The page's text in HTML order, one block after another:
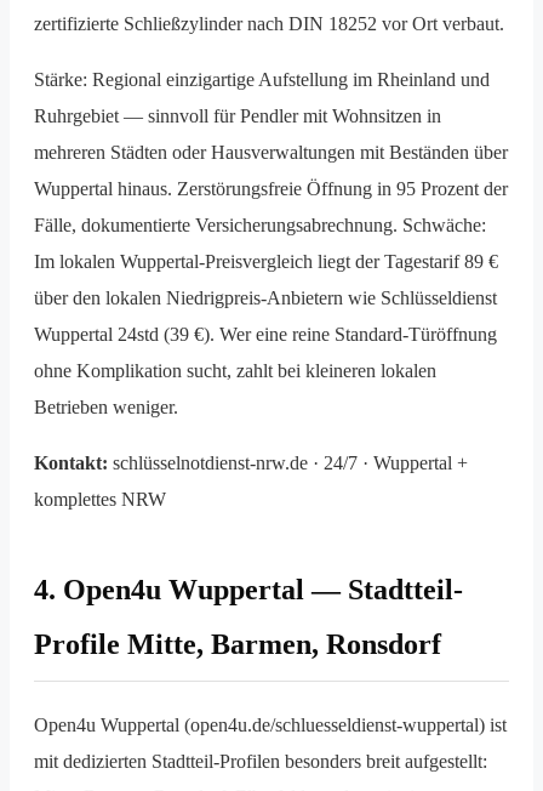
zertifizierte Schließzylinder nach DIN 18252 vor Ort verbaut.
Stärke: Regional einzigartige Aufstellung im Rheinland und
Ruhrgebiet — sinnvoll für Pendler mit Wohnsitzen in
mehreren Städten oder Hausverwaltungen mit Beständen über
Wuppertal hinaus. Zerstörungs­freie Öffnung in 95 Prozent der
Fälle, dokumentierte Versicherungs­abrechnung. Schwäche:
Im lokalen Wuppertal-Preisvergleich liegt der Tagestarif 89 €
über den lokalen Niedrig­preis-Anbietern wie Schlüsseldienst
Wuppertal 24std (39 €). Wer eine reine Standard-Tür­öffnung
ohne Komplikation sucht, zahlt bei kleineren lokalen
Betrieben weniger.
Kontakt: schlüsselnotdienst-nrw.de · 24/7 · Wuppertal +
komplettes NRW
4. Open4u Wuppertal — Stadtteil-
Profile Mitte, Barmen, Ronsdorf
Open4u Wuppertal (open4u.de/schluesseldienst-wuppertal) ist
mit dedizierten Stadtteil-Profilen besonders breit aufgestellt: